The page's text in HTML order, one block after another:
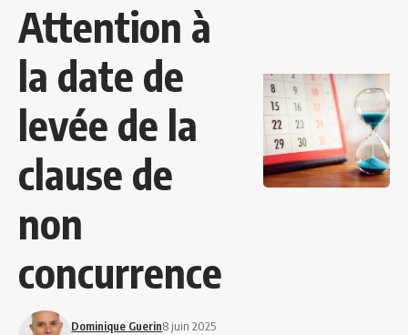
Attention à
la date de
levée de la
clause de
non
concurrence
Dominique Guerin8 juin 2025